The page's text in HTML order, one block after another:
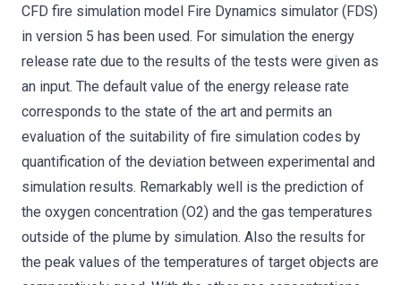
CFD fire simulation model Fire Dynamics simulator (FDS)
in version 5 has been used. For simulation the energy
release rate due to the results of the tests were given as
an input. The default value of the energy release rate
corresponds to the state of the art and permits an
evaluation of the suitability of fire simulation codes by
quantification of the deviation between experimental and
simulation results. Remarkably well is the prediction of
the oxygen concentration (O2) and the gas temperatures
outside of the plume by simulation. Also the results for
the peak values of the temperatures of target objects are